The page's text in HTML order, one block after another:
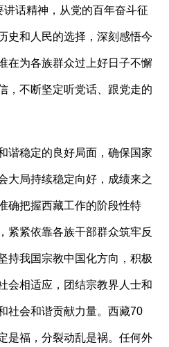
讲话精神，从党的百年奋斗征
史和人民的选择，深刻感悟今
在为各族群众过上好日子不懈
，不断坚定听党话、跟党走的
稳定的良好局面，确保国家
大局持续稳定向好，成绩来之
确把握西藏工作的阶段性特
紧紧依靠各族干部群众筑牢反
持我国宗教中国化方向，积极
会相适应，团结宗教界人士和
社会和谐贡献力量。西藏70
是福，分裂动乱是祸。任何外